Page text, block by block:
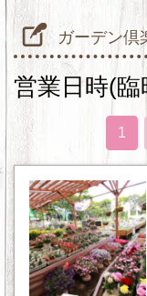
ガーデン倶
営業日時(臨
1